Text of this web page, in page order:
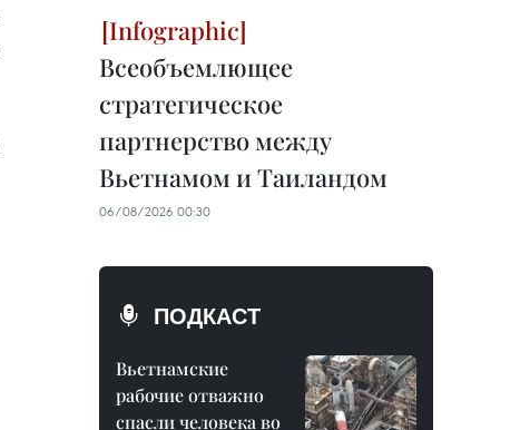
Всеобъемлющее
стратегическое
партнерство между
Вьетнамом и Таиландом
06/08/2026 00:30
ПОДКАСТ
Вьетнамские
рабочие отважно
спасли человека во